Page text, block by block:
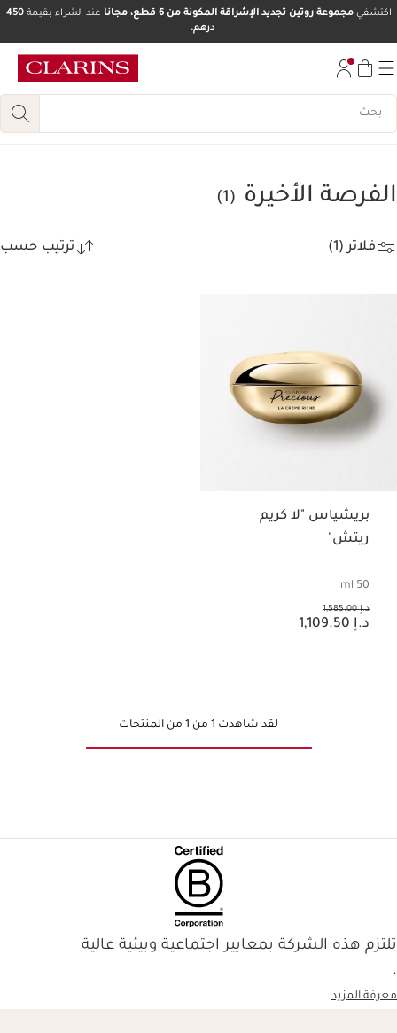
انتقل إلى أسفل الصفحة
اكتشفيمجموعة روتين تجديد الإشراقة المكونة من 6 قطع، مجانا عند الشراء بقيمة450
درهم.
الفرصة الأخيرة (1)
فلاتر (1) ترتيب حسب
بريشياس "لا كريم
ريتش"
50 ml
د.إ 1,585.00
السعر الحالي هو د.إ 1,109.50
د.إ 1,109.50
لقد شاهدت 1 من 1 من المنتجات
تلتزم هذه الشركة بمعايير اجتماعية وبيئية عالية
.
معرفة المزيد